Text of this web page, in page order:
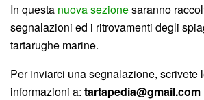
In questa nuova sezionesaranno
segnalazioni ed i ritrovamenti degli
tartarughe marine.
Per inviarci una segnalazione, scrivete
informazioni a: tartapedia@gmail.com